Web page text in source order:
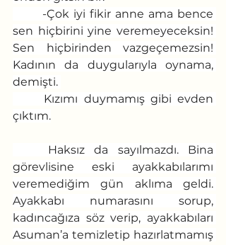
sen hiçbirini yine veremeyeceksin!
Sen hiçbirinden vazgeçemezsin!
Kadının da duygularıyla oynama,
demişti.
çıktım.
görevlisine eski ayakkabılarımı
veremediğim gün aklıma geldi.
Ayakkabı numarasını sorup,
kadıncağıza söz verip, ayakkabıları
Asuman’a temizletip hazırlatmamış